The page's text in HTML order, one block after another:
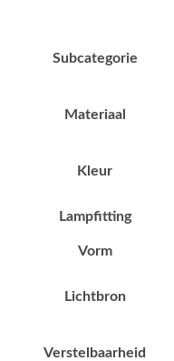
Subcategorie
Materiaal
Kleur
Lampfitting
Vorm
Lichtbron
Verstelbaarheid